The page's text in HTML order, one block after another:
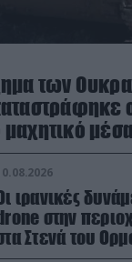
των
ιρανικές
στην
Στενά του